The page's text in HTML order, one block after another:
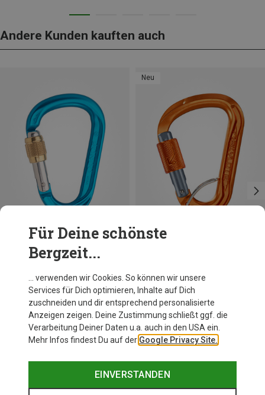
Andere Kunden kauften auch
Austrialpin
HMS Rondo Alu Schraub-Karabiner
Neu
Skylotec
22,71 €
Für Deine schönste
Bergzeit...
… verwenden wir Cookies. So können wir unsere
Services für Dich optimieren, Inhalte auf Dich
zuschneiden und dir entsprechend personalisierte
Anzeigen zeigen. Deine Zustimmung schließt ggf. die
Verarbeitung Deiner Daten u.a. auch in den USA ein.
Mehr Infos findest Du auf der Google Privacy Site.
EINVERSTANDEN